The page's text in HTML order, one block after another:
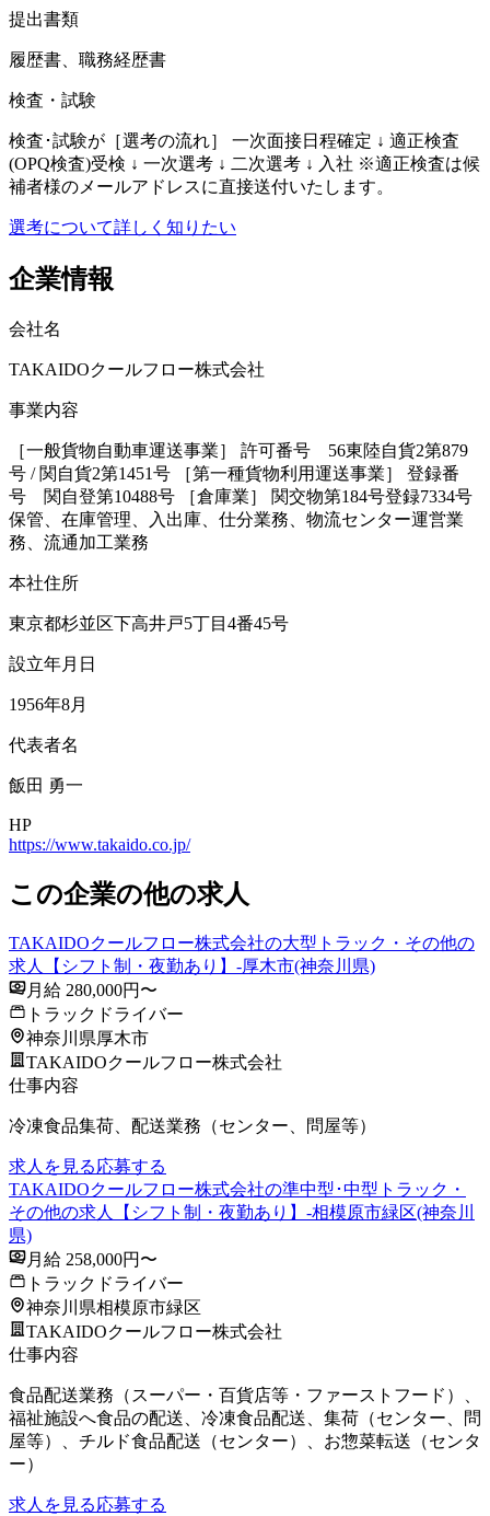
提出書類
履歴書、職務経歴書
検査・試験
検査･試験が［選考の流れ］ 一次面接日程確定 ↓ 適正検査
(OPQ検査)受検 ↓ 一次選考 ↓ 二次選考 ↓ 入社 ※適正検査は候
補者様のメールアドレスに直接送付いたします。
選考について詳しく知りたい
企業情報
会社名
TAKAIDOクールフロー株式会社
事業内容
［一般貨物自動車運送事業］ 許可番号 56東陸自貨2第879
号 / 関自貨2第1451号 ［第一種貨物利用運送事業］ 登録番
号 関自登第10488号 ［倉庫業］ 関交物第184号登録7334号
保管、在庫管理、入出庫、仕分業務、物流センター運営業
務、流通加工業務
本社住所
東京都杉並区下高井戸5丁目4番45号
設立年月日
1956年8月
代表者名
飯田 勇一
HP
https://www.takaido.co.jp/
この企業の他の求人
TAKAIDOクールフロー株式会社の大型トラック・その他の
求人【シフト制・夜勤あり】-厚木市(神奈川県)
月給 280,000円〜
トラックドライバー
神奈川県厚木市
TAKAIDOクールフロー株式会社
仕事内容
冷凍食品集荷、配送業務（センター、問屋等）
求人を見る応募する
TAKAIDOクールフロー株式会社の準中型･中型トラック・
その他の求人【シフト制・夜勤あり】-相模原市緑区(神奈川
県)
月給 258,000円〜
トラックドライバー
神奈川県相模原市緑区
TAKAIDOクールフロー株式会社
仕事内容
食品配送業務（スーパー・百貨店等・ファーストフード）、
福祉施設へ食品の配送、冷凍食品配送、集荷（センター、問
屋等）、チルド食品配送（センター）、お惣菜転送（センタ
ー）
求人を見る応募する